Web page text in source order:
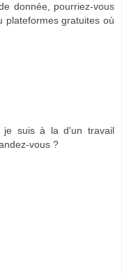
donnée, pourriez-vous
plateformes gratuites où
je suis à la d'un travail
vous ?